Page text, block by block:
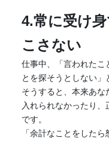
4.常に受け
こさない
仕事中、「言われたこ
とを探そうとしない」
そうすると、本来あな
入れられなかったり
です。
「余計なことをした